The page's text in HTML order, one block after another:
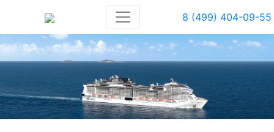
8 (499) 404-09-55